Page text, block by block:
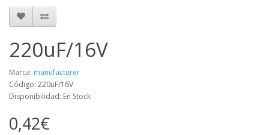
220uF/16V
Marca: manufacturer
Código: 220uF/16V
Disponibilidad: En Stock
0,42€